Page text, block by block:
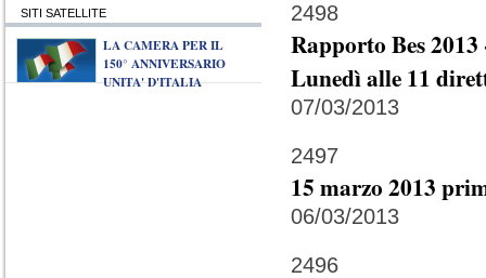
2498
Rapporto Bes 2013
Lunedì alle 11
07/03/2013
2497
15 marzo 2013
06/03/2013
2496
SITI SATELLITE
LA CAMERA PER IL
150° ANNIVERSARIO
UNITA' D'ITALIA